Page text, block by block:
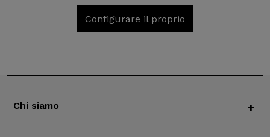
Configurare il proprio
Chi siamo +